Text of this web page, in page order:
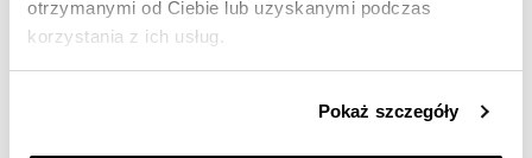
otrzymanymi od Ciebie lub uzyskanymi podczas
korzystania z ich usług.
przez nas plików cookie znajdziesz wPolityce
Pokaż szczegóły